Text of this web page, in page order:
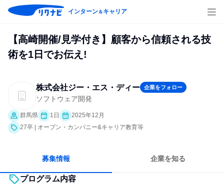
インターン＆キャリア
【高崎開催/見学付き】顧客から信頼される技
術を1日でお伝え!
株式会社ジー・エス・ディー 企業をフォロー
ソフトウェア開発
群馬県 1日
2025年12月
27卒 | オープン・カンパニー&キャリア教育等
募集情報 企業を知る
プログラム内容